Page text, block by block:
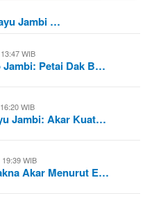
Jambi …
WIB
Jambi: Petai Dak B…
WIB
Jambi: Akar Kuat…
WIB
Akar Menurut E…